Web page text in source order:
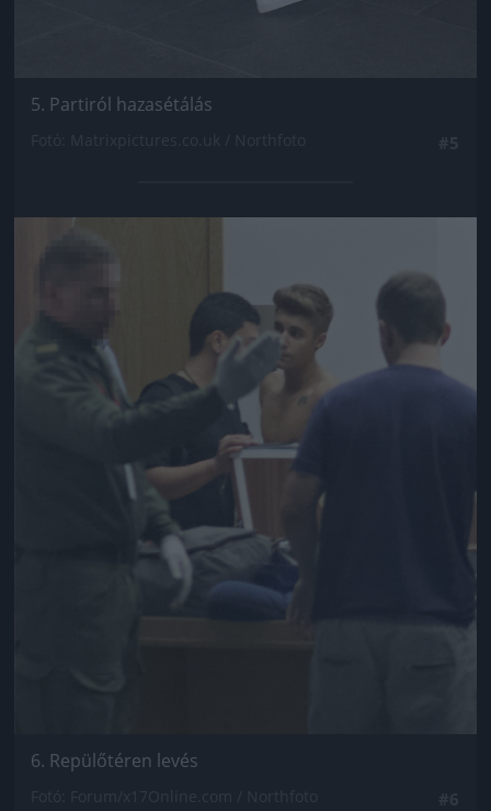
5. Partiról hazasétálás
6. Repülőtéren levés